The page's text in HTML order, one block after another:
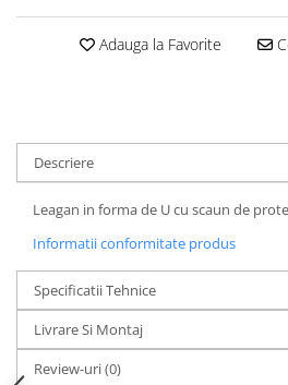
SPORT SI FITNESS
Skateboarding
Ciclism
Terenuri Multisport
Trasee Ninja
Echipamente fitness
Mese de jocuri
MOBILIER URBAN
Garduri/Imprejmuiri
Adauga la Favorite
Descriere
Leagan in forma de U cu scaun de
Informatii conformitate produs
Specificatii Tehnice
Livrare Si Montaj
Review-uri(0)